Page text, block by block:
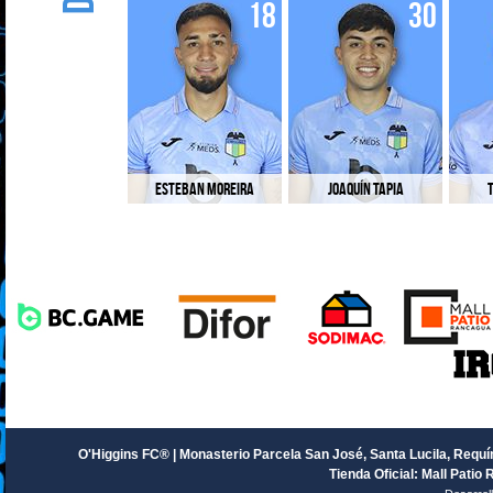
18
Esteban Moreira
30
Joaquín Tapia
O'Higgins FC® | Monasterio Parcela San José, Santa Lucila,
Tienda Oficial: Mall Patio